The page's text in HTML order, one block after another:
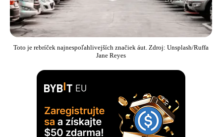
Toto je rebríček najnespoľahlivejších značiek áut. Zdroj: Unsplash/Ruffa
Jane Reyes